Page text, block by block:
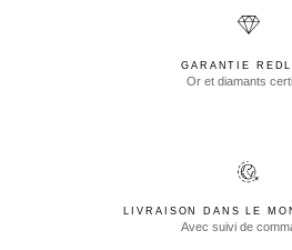
GARANTIE
Or et diamants
LIVRAISON DANS LE
Avec suivi de